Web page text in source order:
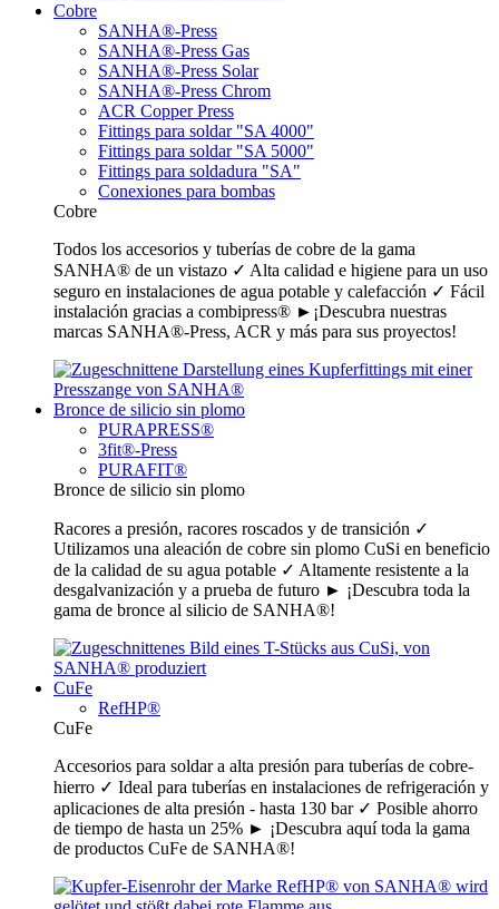
Cobre
SANHA®-Press
SANHA®-Press Gas
SANHA®-Press Solar
SANHA®-Press Chrom
ACR Copper Press
Fittings para soldar "SA 4000"
Fittings para soldar "SA 5000"
Fittings para soldadura "SA"
Conexiones para bombas
Cobre
Todos los accesorios y tuberías de cobre de la gama
SANHA® de un vistazo ✓ Alta calidad e higiene para un uso
seguro en instalaciones de agua potable y calefacción ✓ Fácil
instalación gracias a combipress® ►¡Descubra nuestras
marcas SANHA®-Press, ACR y más para sus proyectos!
Bronce de silicio sin plomo
PURAPRESS®
3fit®-Press
PURAFIT®
Bronce de silicio sin plomo
Racores a presión, racores roscados y de transición ✓
Utilizamos una aleación de cobre sin plomo CuSi en beneficio
de la calidad de su agua potable ✓ Altamente resistente a la
desgalvanización y a prueba de futuro ► ¡Descubra toda la
gama de bronce al silicio de SANHA®!
CuFe
RefHP®
CuFe
Accesorios para soldar a alta presión para tuberías de cobre-
hierro ✓ Ideal para tuberías en instalaciones de refrigeración y
aplicaciones de alta presión - hasta 130 bar ✓ Posible ahorro
de tiempo de hasta un 25% ► ¡Descubra aquí toda la gama
de productos CuFe de SANHA®!